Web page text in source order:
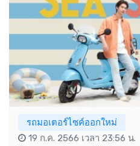
รถมอเตอร์ไซค์ออกใหม่
19 ก.ค. 2566 เวลา 23:56 น.